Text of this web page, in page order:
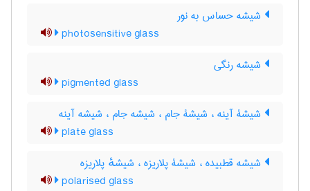
شیشه حساس به نور
photosensitive glass
شیشه رنگی
pigmented glass
شیشۀ آینه ، شیشۀ جام ، شیشه جام ، شیشه آینه
plate glass
شیشه قطبیده ، شیشۀ پلاریزه ، شیشهٔ پلاریزه
polarised glass